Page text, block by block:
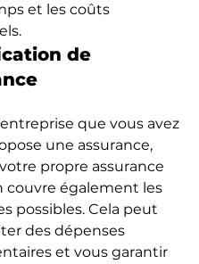
et les coûts
de
que vous avez
une assurance,
propre assurance
couvre également les
possibles. Cela peut
des dépenses
et vous garantir